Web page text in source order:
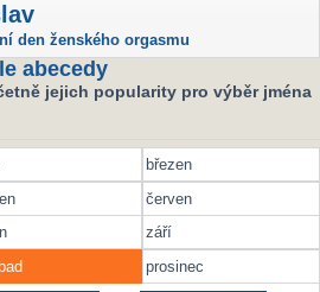
den ženského orgasmu
abecedy
jejich popularity pro výběr jména
březen
červen
září
prosinec